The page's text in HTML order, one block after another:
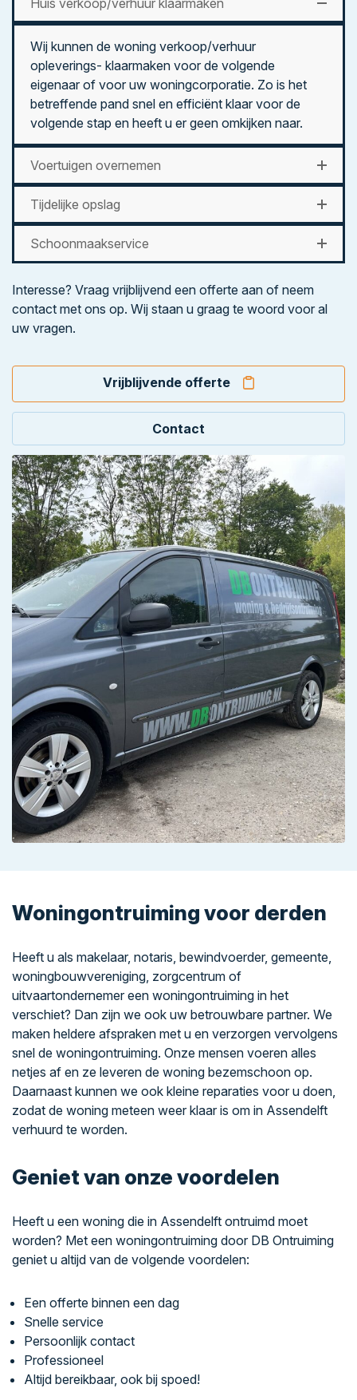
Wij kunnen de woning verkoop/verhuur
opleverings- klaarmaken voor de volgende
eigenaar of voor uw woningcorporatie. Zo is het
betreffende pand snel en efficiënt klaar voor de
volgende stap en heeft u er geen omkijken naar.
Voertuigen overnemen
Tijdelijke opslag
Schoonmaakservice
Interesse? Vraag vrijblijvend een offerte aan of neem
contact met ons op. Wij staan u graag te woord voor al
uw vragen.
Vrijblijvende offerte
Contact
Woningontruiming voor derden
Heeft u als makelaar, notaris, bewindvoerder, gemeente,
woningbouwvereniging, zorgcentrum of
uitvaartondernemer een woningontruiming in het
verschiet? Dan zijn we ook uw betrouwbare partner. We
maken heldere afspraken met u en verzorgen vervolgens
snel de woningontruiming. Onze mensen voeren alles
netjes af en ze leveren de woning bezemschoon op.
Daarnaast kunnen we ook kleine reparaties voor u doen,
zodat de woning meteen weer klaar is om in Assendelft
verhuurd te worden.
Geniet van onze voordelen
Heeft u een woning die in Assendelft ontruimd moet
worden? Met een woningontruiming door DB Ontruiming
geniet u altijd van de volgende voordelen:
Een offerte binnen een dag
Snelle service
Persoonlijk contact
Professioneel
Altijd bereikbaar, ook bij spoed!